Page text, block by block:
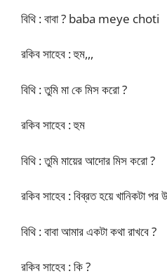
বিথি : বাবা ? baba meye choti
রকিব সাহেব : হুম,,,
বিথি : তুমি মা কে মিস করো ?
রকিব সাহেব : হুম
বিথি : তুমি মায়ের আদোর মিস করো ?
রকিব সাহেব : বিব্রত হয়ে খানিকটা
বিথি : বাবা আমার একটা কথা রাখবে ?
রকিব সাহেব : কি ?